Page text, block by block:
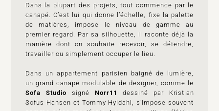
Dans la plupart des projets, tout commence par le
canapé. C’est lui qui donne l’échelle, fixe la palette
de matières, impose le niveau de gamme au
premier regard. Par sa silhouette, il raconte déjà la
manière dont on souhaite recevoir, se détendre,
travailler ou simplement occuper le lieu​.
Dans un appartement parisien baigné de lumière,
un grand canapé modulable de designer, comme le
Sofa Studio signé Norr11
dessiné par Kristian
Sofus Hansen et Tommy Hyldahl, s’impose souvent